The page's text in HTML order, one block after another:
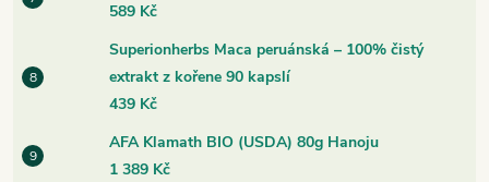
589 Kč
Superionherbs Maca peruánská – 100% čistý
extrakt z kořene 90 kapslí
439 Kč
AFA Klamath BIO (USDA) 80g Hanoju
1 389 Kč